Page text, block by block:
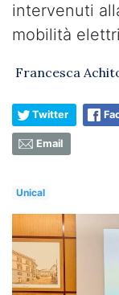
intervenuti
mobilità
Francesca
Twitter
Email
Unical